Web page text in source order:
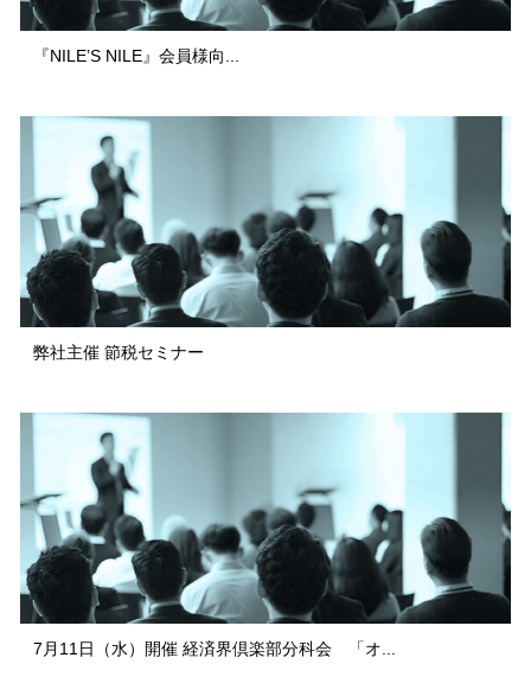
『NILE’S NILE』会員様向...
弊社主催 節税セミナー
7月11日（水）開催 経済界倶楽部分科会 「オ...